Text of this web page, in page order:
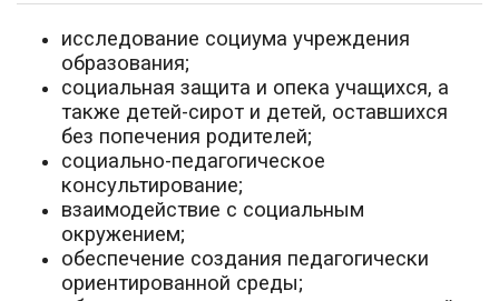
исследование социума учреждения
образования;
социальная защита и опека учащихся, а
также детей-сирот и детей, оставшихся
без попечения родителей;
социально-педагогическое
консультирование;
взаимодействие с социальным
окружением;
обеспечение создания педагогически
ориентированной среды;